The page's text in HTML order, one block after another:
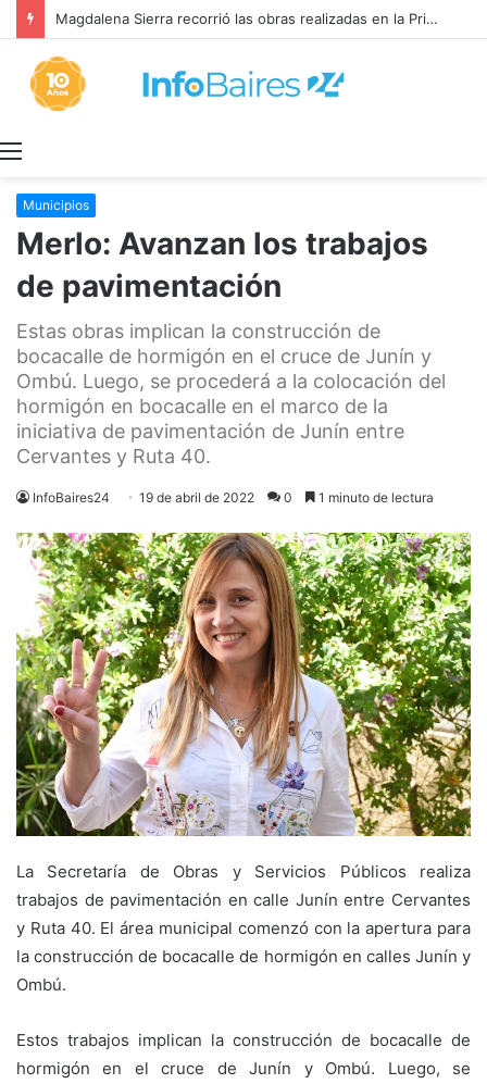
Magdalena Sierra recorrió las obras realizadas en la Primaria 36
Municipios
Merlo: Avanzan los trabajos
de pavimentación
Estas obras implican la construcción de
bocacalle de hormigón en el cruce de Junín y
Ombú. Luego, se procederá a la colocación del
hormigón en bocacalle en el marco de la
iniciativa de pavimentación de Junín entre
Cervantes y Ruta 40.
InfoBaires24 19 de abril de 2022 0 1 minuto de lectura
La Secretaría de Obras y Servicios Públicos realiza
trabajos de pavimentación en calle Junín entre Cervantes
y Ruta 40. El área municipal comenzó con la apertura para
la construcción de bocacalle de hormigón en calles Junín y
Ombú.
Estos trabajos implican la construcción de bocacalle de
hormigón en el cruce de Junín y Ombú. Luego, se